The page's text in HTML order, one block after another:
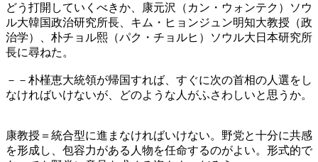
どう打開していくべきか、康元沢（カン・ウォンテク）ソウ
ル大韓国政治研究所長、キム・ヒョンジュン明知大教授（政
治学）、朴チョル熙（パク・チョルヒ）ソウル大日本研究所
長に尋ねた。
－－朴槿恵大統領が帰国すれば、すぐに次の首相の人選をし
なければいけないが、どのような人がふさわしいと思うか。
康教授＝統合型に進まなければいけない。野党と十分に共感
を形成し、包容力がある人物を任命するのがよい。形式的で